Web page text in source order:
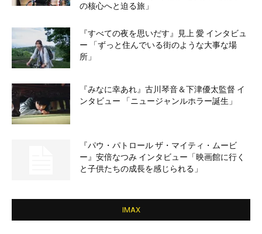
の核心へと迫る旅」
『すべての夜を思いだす』見上 愛 インタビュ
ー 「ずっと住んでいる街のような大事な場
所」
『みなに幸あれ』古川琴音＆下津優太監督 イ
ンタビュー 「ニュージャンルホラー誕生」
『パウ・パトロール ザ・マイティ・ムービ
ー』安倍なつみ インタビュー「映画館に行く
と子供たちの成長を感じられる」
IMAX